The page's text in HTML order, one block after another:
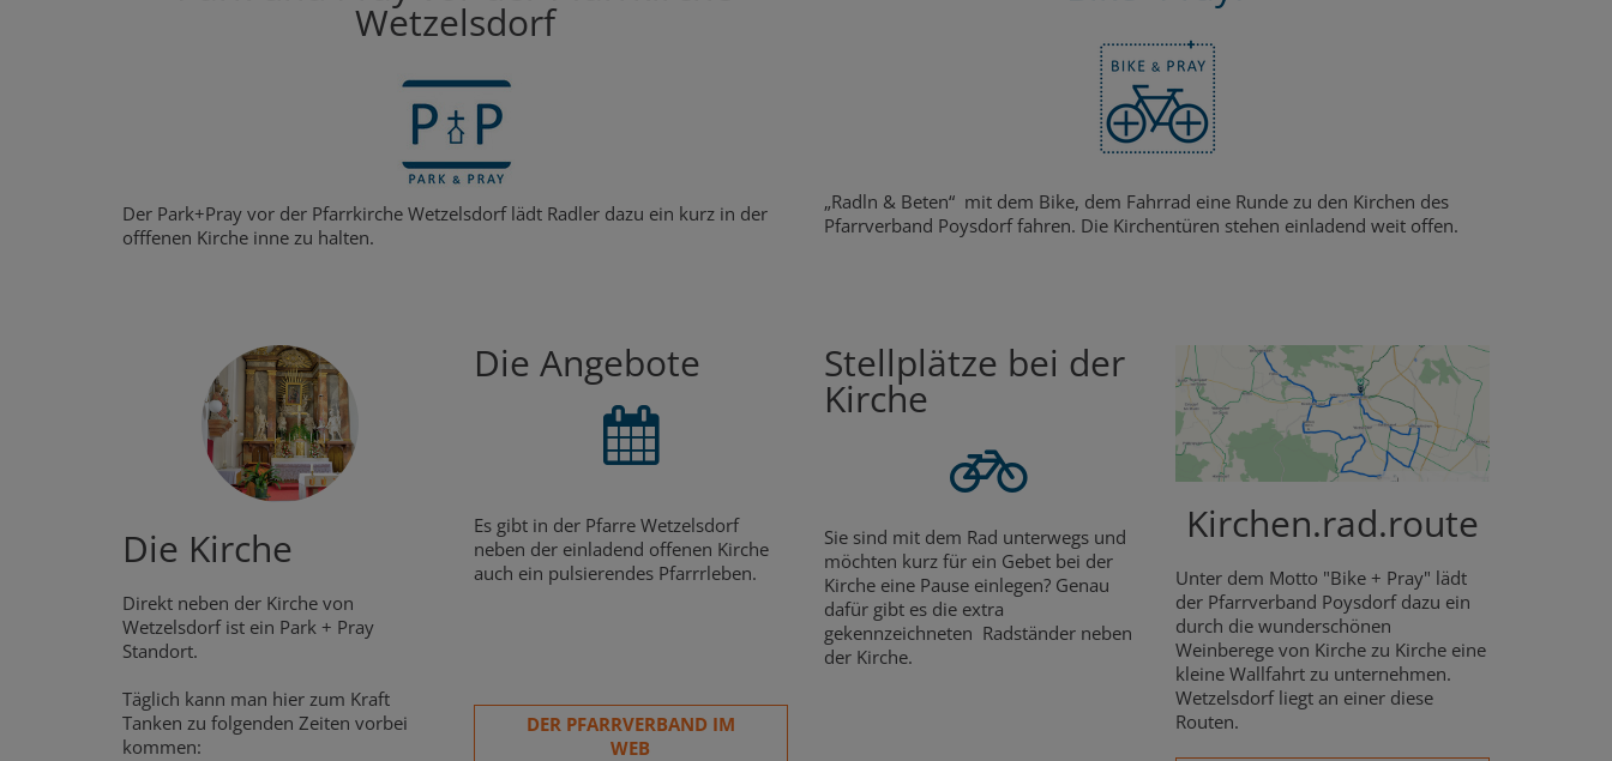
Wetzelsdorf
Der Park+Pray vor der Pfarrkirche Wetzelsdorf lädt Radler dazu ein kurz in der
offfenen Kirche inne zu halten.
„Radln & Beten“ mit dem Bike, dem Fahrrad eine Runde zu den Kirchen des
Pfarrverband Poysdorf fahren. Die Kirchentüren stehen einladend weit offen.
Die Kirche
Direkt neben der Kirche von
Wetzelsdorf ist ein Park + Pray
Standort.
Täglich kann man hier zum Kraft
Tanken zu folgenden Zeiten vorbei
kommen:
Die Angebote
Es gibt in der Pfarre Wetzelsdorf
neben der einladend offenen Kirche
auch ein pulsierendes Pfarrrleben.
DER PFARRVERBAND IM
WEB
Stellplätze bei der
Kirche
Sie sind mit dem Rad unterwegs und
möchten kurz für ein Gebet bei der
Kirche eine Pause einlegen? Genau
dafür gibt es die extra
gekennzeichneten Radständer neben
der Kirche.
Kirchen.rad.route
Unter dem Motto "Bike + Pray" lädt
der Pfarrverband Poysdorf dazu ein
durch die wunderschönen
Weinberege von Kirche zu Kirche eine
kleine Wallfahrt zu unternehmen.
Wetzelsdorf liegt an einer diese
Routen.